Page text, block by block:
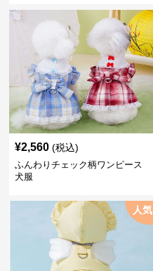
¥2,560 (税込)
ふんわりチェック柄ワンピース
犬服
人気